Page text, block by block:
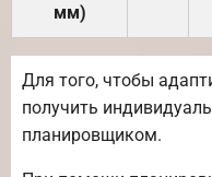
мм)
Для того, чтобы
получить
планировщиком.